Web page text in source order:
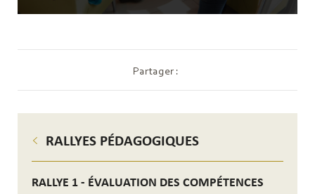
RALLYES PÉDAGOGIQUES
RALLYE 1 - ÉVALUATION DES COMPÉTENCES
Partager :